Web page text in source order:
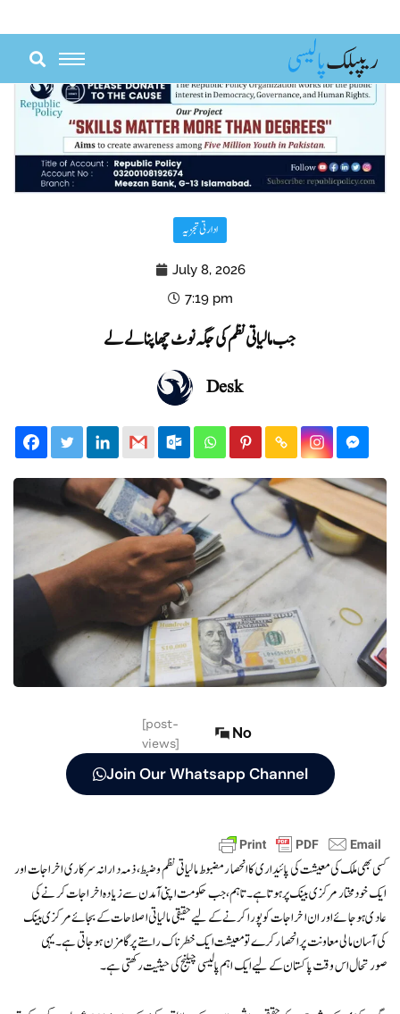
content
ادارتی تجزیہ
July 8, 2026
7:19 pm
جب مالیاتی نظم کی جگہ نوٹ چھاپنا لے لے
Desk
[post-
views]
No
Join Our Whatsapp Channel
کسی بھی ملک کی معیشت کی پائیداری کا انحصار مضبوط مالیاتی نظم و ضبط، ذمہ دارانہ سرکاری اخراجات اور
ایک خودمختار مرکزی بینک پر ہوتا ہے۔ تاہم، جب حکومت اپنی آمدن سے زیادہ اخراجات کرنے کی
عادی ہو جائے اور ان اخراجات کو پورا کرنے کے لیے حقیقی مالیاتی اصلاحات کے بجائے مرکزی بینک
کی آسان مالی معاونت پر انحصار کرے تو معیشت ایک خطرناک راستے پر گامزن ہو جاتی ہے۔ یہی
صورتحال اس وقت پاکستان کے لیے ایک اہم پالیسی چیلنج کی حیثیت رکھتی ہے۔